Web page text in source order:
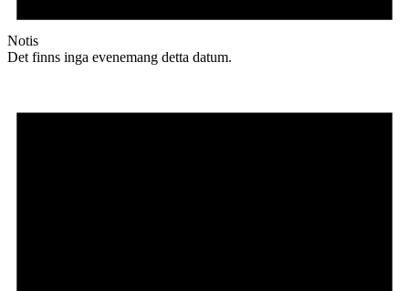
Notis
Det finns inga evenemang detta datum.